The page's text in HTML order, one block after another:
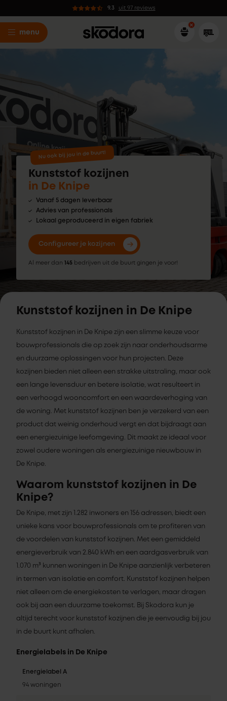
9.3 uit 97 reviews
menu
Nu ook bij jou in de buurt!
Kunststof kozijnen
in De Knipe
Vanaf 5 dagen leverbaar
Advies van professionals
Lokaal geproduceerd in eigen fabriek
Configureer je kozijnen
Al meer dan 145 bedrijven uit de buurt gingen je voor!
Kunststof kozijnen in De Knipe
Kunststof kozijnen in De Knipe zijn een slimme keuze voor
bouwprofessionals die op zoek zijn naar onderhoudsarme
en duurzame oplossingen voor hun projecten. Deze
kozijnen bieden niet alleen een strakke uitstraling, maar ook
een lange levensduur en betere isolatie, wat resulteert in
een verhoogd wooncomfort en een waardeverhoging van
de woning. Met kunststof kozijnen ben je verzekerd van een
product dat weinig onderhoud vergt en dat bijdraagt aan
een energiezuinige leefomgeving. Dit maakt ze ideaal voor
zowel oudere woningen als energiezuinige nieuwbouw in
De Knipe.
Waarom kunststof kozijnen in De
Knipe?
De Knipe, met zijn 1.282 inwoners en 156 adressen, biedt een
unieke kans voor bouwprofessionals om te profiteren van
de voordelen van kunststof kozijnen. Met een gemiddeld
energieverbruik van 2.840 kWh en een aardgasverbruik van
1.070 m³ kunnen woningen in De Knipe aanzienlijk verbeteren
in termen van isolatie en comfort. Kunststof kozijnen helpen
niet alleen om de energiekosten te verlagen, maar dragen
ook bij aan een duurzame toekomst. Bij Skodora kun je
altijd terecht voor kunststof kozijnen die je eenvoudig bij jou
in de buurt kunt afhalen.
Energielabels in De Knipe
Energielabel A
94 woningen